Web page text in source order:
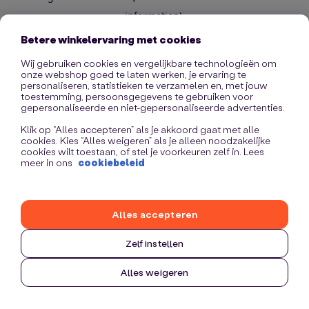
information).
Betere winkelervaring met cookies
Wij gebruiken cookies en vergelijkbare technologieën om
onze webshop goed te laten werken, je ervaring te
personaliseren, statistieken te verzamelen en, met jouw
toestemming, persoonsgegevens te gebruiken voor
gepersonaliseerde en niet-gepersonaliseerde advertenties.
Klik op “Alles accepteren” als je akkoord gaat met alle
cookies. Kies “Alles weigeren” als je alleen noodzakelijke
cookies wilt toestaan, of stel je voorkeuren zelf in. Lees
meer in ons cookiebeleid
Zelf instellen
Alles weigeren
Alles accepteren